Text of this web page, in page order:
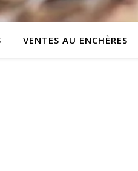
VENTES AU ENCHÈRES